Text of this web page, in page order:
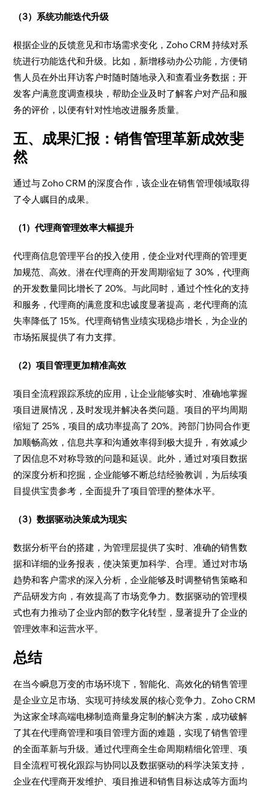
（3）系统功能迭代升级​
根据企业的反馈意见和市场需求变化，Zoho CRM 持续对系
统进行功能迭代和升级。比如，新增移动办公功能，方便销
售人员在外出拜访客户时随时随地录入和查看业务数据；开
发客户满意度调查模块，帮助企业及时了解客户对产品和服
务的评价，以便有针对性地改进服务质量。​
五、成果汇报：销售管理革新成效斐
然​
通过与 Zoho CRM 的深度合作，该企业在销售管理领域取得
了令人瞩目的成果。​
（1）代理商管理效率大幅提升​
代理商信息管理平台的投入使用，使企业对代理商的管理更
加规范、高效。潜在代理商的开发周期缩短了 30%，代理商
的开发数量同比增长了 20%。与此同时，通过个性化的支持
和服务，代理商的满意度和忠诚度显著提高，老代理商的流
失率降低了 15%。代理商销售业绩实现稳步增长，为企业的
市场拓展提供了有力支撑。​
（2）项目管理更加精准高效​
项目全流程跟踪系统的应用，让企业能够实时、准确地掌握
项目进展情况，及时发现并解决各类问题。项目的平均周期
缩短了 25%，项目的成功率提高了 20%。跨部门协同合作更
加顺畅高效，信息共享和沟通效率得到极大提升，有效减少
了因信息不对称导致的问题和延误。此外，通过对项目数据
的深度分析和挖掘，企业能够不断总结经验教训，为后续项
目提供宝贵参考，全面提升了项目管理的整体水平。​
（3）数据驱动决策成为现实​
数据分析平台的搭建，为管理层提供了实时、准确的销售数
据和详细的业务报表，使决策更加科学、合理。通过对市场
趋势和客户需求的深入分析，企业能够及时调整销售策略和
产品研发方向，有效提高了市场竞争力。数据驱动的管理模
式也有力推动了企业内部的数字化转型，显著提升了企业的
管理效率和运营水平。​
总结​
在当今瞬息万变的市场环境下，智能化、高效化的销售管理
是企业立足市场、实现可持续发展的核心竞争力。Zoho CRM
为这家全球高端电梯制造商量身定制的解决方案，成功破解
了其在代理商管理和项目管理方面的难题，实现了销售管理
的全面革新与升级。通过代理商全生命周期精细化管理、项
目全流程可视化跟踪与协同以及数据驱动的科学决策支持，
企业在代理商开发维护、项目推进和销售目标达成等方面均